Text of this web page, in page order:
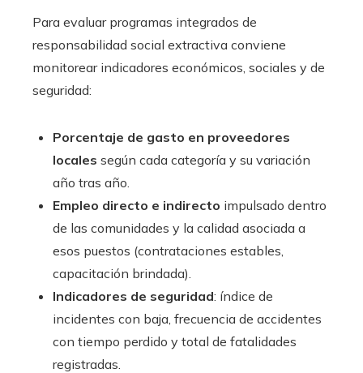
Para evaluar programas integrados de
responsabilidad social extractiva conviene
monitorear indicadores económicos, sociales y de
seguridad:
Porcentaje de gasto en proveedores
locales según cada categoría y su variación
año tras año.
Empleo directo e indirecto impulsado dentro
de las comunidades y la calidad asociada a
esos puestos (contrataciones estables,
capacitación brindada).
Indicadores de seguridad: índice de
incidentes con baja, frecuencia de accidentes
con tiempo perdido y total de fatalidades
registradas.